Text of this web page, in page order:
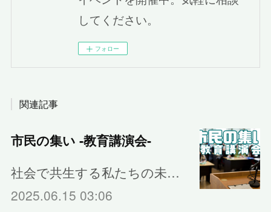
してください。
フォロー
関連記事
市民の集い ‐教育講演会‐
社会で共生する私たちの未…
2025.06.15 03:06